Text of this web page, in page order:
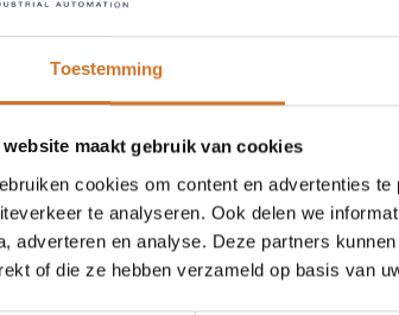
Toestemming
website maakt gebruik van cookies
cookies om content en advertenties
te analyseren. Ook delen we
adverteren en analyse. Deze partners
of die ze hebben verzameld op basis van